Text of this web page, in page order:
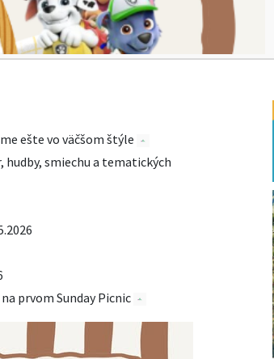
ešte vo väčšom štýle
hudby, smiechu a tematických
prvom Sunday Picnic